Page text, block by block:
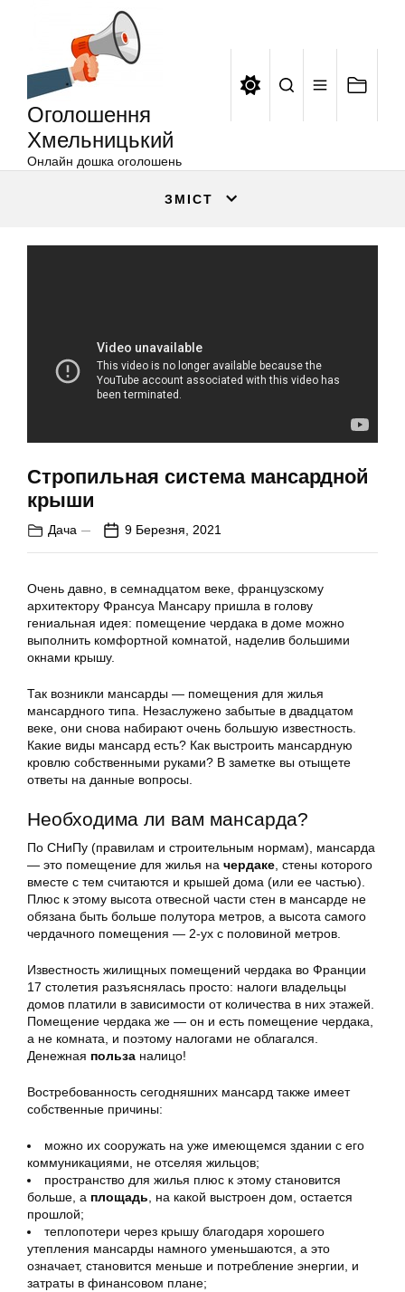
Оголошення
Хмельницький
Онлайн дошка оголошень
ЗМІСТ
Стропильная система мансардной
крыши
Дача 9 Березня, 2021
Очень давно, в семнадцатом веке, французскому
архитектору Франсуа Мансару пришла в голову
гениальная идея: помещение чердака в доме можно
выполнить комфортной комнатой, наделив большими
окнами крышу.
Так возникли мансарды — помещения для жилья
мансардного типа. Незаслужено забытые в двадцатом
веке, они снова набирают очень большую известность.
Какие виды мансард есть? Как выстроить мансардную
кровлю собственными руками? В заметке вы отыщете
ответы на данные вопросы.
Необходима ли вам мансарда?
По СНиПу (правилам и строительным нормам), мансарда
— это помещение для жилья на чердаке, стены которого
вместе с тем считаются и крышей дома (или ее частью).
Плюс к этому высота отвесной части стен в мансарде не
обязана быть больше полутора метров, а высота самого
чердачного помещения — 2-ух с половиной метров.
Известность жилищных помещений чердака во Франции
17 столетия разъяснялась просто: налоги владельцы
домов платили в зависимости от количества в них этажей.
Помещение чердака же — он и есть помещение чердака,
а не комната, и поэтому налогами не облагался.
Денежная польза налицо!
Востребованность сегодняшних мансард также имеет
собственные причины:
можно их сооружать на уже имеющемся здании с его
коммуникациями, не отселяя жильцов;
пространство для жилья плюс к этому становится
больше, а площадь, на какой выстроен дом, остается
прошлой;
теплопотери через крышу благодаря хорошего
утепления мансарды намного уменьшаются, а это
означает, становится меньше и потребление энергии, и
затраты в финансовом плане;